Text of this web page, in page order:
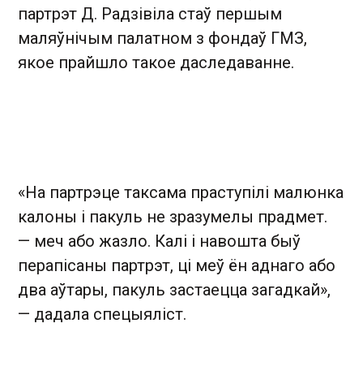
партрэт Д. Радзівіла стаў першым
маляўнічым палатном з фондаў ГМЗ,
якое прайшло такое даследаванне.
«На партрэце таксама праступілі малюнка
калоны і пакуль не зразумелы прадмет.
— меч або жазло. Калі і навошта быў
перапісаны партрэт, ці меў ён аднаго або
два аўтары, пакуль застаецца загадкай»,
— дадала спецыяліст.